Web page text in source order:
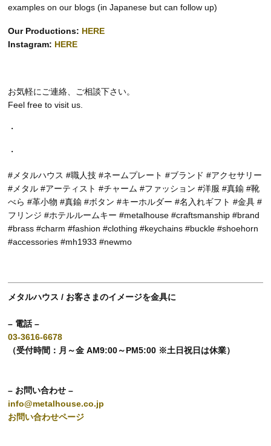
examples on our blogs (in Japanese but can follow up)
Our Productions: HERE
Instagram: HERE
お気軽にご連絡、ご相談下さい。
Feel free to visit us.
・
・
#メタルハウス #職人技 #ネームプレート #ブランド #アクセサリー
#メタル #アーティスト #チャーム #ファッション #洋服 #真鍮 #靴
べら #革小物 #真鍮 #ボタン #キーホルダー #名入れギフト #金具 #
フリンジ #ホテルルームキー #metalhouse #craftsmanship #brand
#brass #charm #fashion #clothing #keychains #buckle #shoehorn
#accessories #mh1933 #newmo
メタルハウス / お客さまのイメージを金具に
– 電話 –
03-3616-6678
（受付時間：月～金 AM9:00～PM5:00 ※土日祝日は休業）
– お問い合わせ –
info@metalhouse.co.jp
お問い合わせページ